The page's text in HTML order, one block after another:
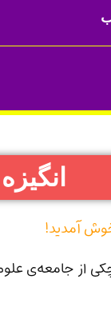
آمدید!
از جامعه‌ی